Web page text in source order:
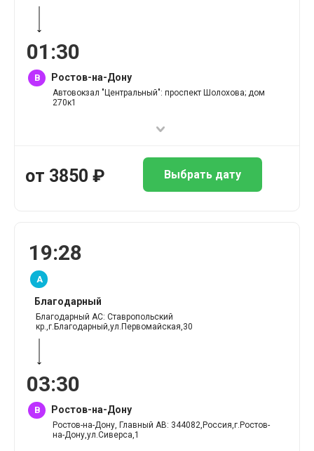
01 :30
B Ростов-на-Дону
Автовокзал "Центральный": проспект Шолохова; дом
270к1
от 3850 ₽ Выбрать дату
19:28
A
Благодарный
Благодарный АС: Ставропольский
кр.,г.Благодарный,ул.Первомайская,30
03:30
B Ростов-на-Дону
Ростов-на-Дону, Главный АВ: 344082,Россия,г.Ростов-
на-Дону,ул.Сиверса,1